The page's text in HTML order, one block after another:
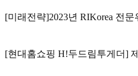
[미래전략]2023년 RIKorea 전
[현대홈쇼핑 H!두드림투게더]